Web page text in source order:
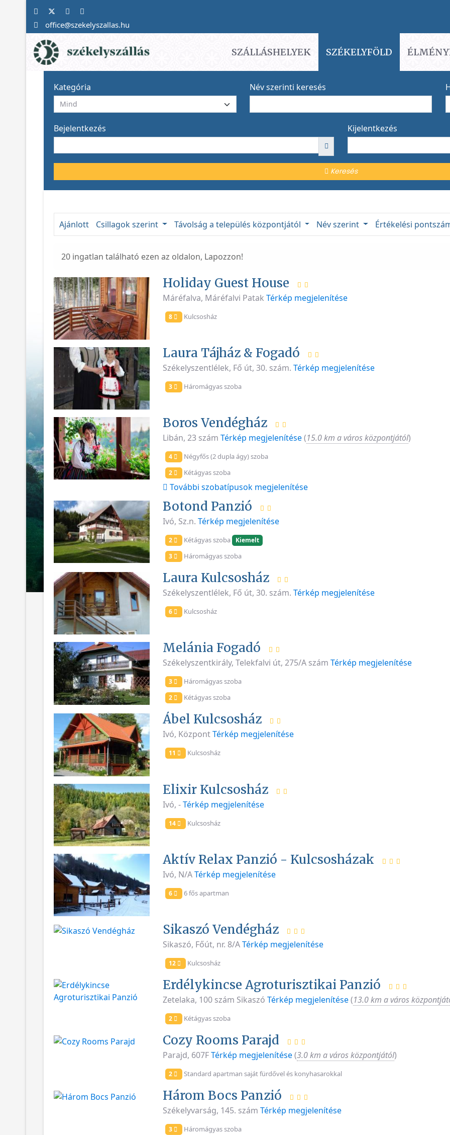
office@szekelyszallas.hu
SZÁLLÁSHELYEK SZÉKELYFÖLD
Kategória Név szerinti keresés
Bejelentkezés Kijelentkezés
Keresés
Ajánlott Csillagok szerint Távolság a település központjától Név szerint Értékelési
20 ingatlan található ezen az oldalon, Lapozzon!
Holiday Guest House
Máréfalva, Máréfalvi Patak Térkép megjelenítése
8 Kulcsosház
Laura Tájház & Fogadó
Székelyszentlélek, Fő út, 30. szám. Térkép megjelenítése
3 Háromágyas szoba
Boros Vendégház
Libán, 23 szám Térkép megjelenítése(15.0 km a város központjától)
4 Négyfős (2 dupla ágy) szoba
2 Kétágyas szoba
További szobatípusok megjelenítése
Botond Panzió
Ivó, Sz.n. Térkép megjelenítése
2 Kétágyas szoba
Kiemelt
3
Háromágyas szoba
Laura Kulcsosház
Székelyszentlélek, Fő út, 30. szám. Térkép megjelenítése
6 Kulcsosház
Melánia Fogadó
Székelyszentkirály, Telekfalvi út, 275/A szám Térkép megjelenítése
3 Háromágyas szoba
2 Kétágyas szoba
Ábel Kulcsosház
Ivó, KözpontTérkép megjelenítése
11 Kulcsosház
Elixir Kulcsosház
Ivó, -Térkép megjelenítése
14 Kulcsosház
Aktív Relax Panzió - Kulcsosházak
Ivó, N/ATérkép megjelenítése
6 6 fős apartman
Sikaszó Vendégház
Sikaszó, Főút, nr. 8/ATérkép megjelenítése
12 Kulcsosház
Erdélykincse Agroturisztikai Panzió
Zetelaka, 100 szám Sikaszó Térkép megjelenítése(13.0 km a város
2 Kétágyas szoba
Cozy Rooms Parajd
Parajd, 607FTérkép megjelenítése(3.0 km a város központjától)
2 Standard apartman saját fürdővel és konyhasarokkal
Három Bocs Panzió
Székelyvarság, 145. szám Térkép megjelenítése
3 Háromágyas szoba